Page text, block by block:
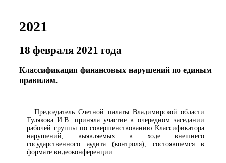
2021
18 февраля 2021 года
Классификация финансовых нарушений по единым
правилам.
Председатель Счетной палаты Владимирской области
Тулякова И.В. приняла участие в очередном заседании
рабочей группы по совершенствованию Классификатора
нарушений, выявляемых в ходе внешнего
государственного аудита (контроля), состоявшемся в
формате видеоконференции.